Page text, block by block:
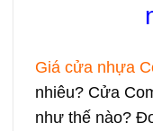
Giá cửa nhựa
nhiêu? Cửa
như thế nào?